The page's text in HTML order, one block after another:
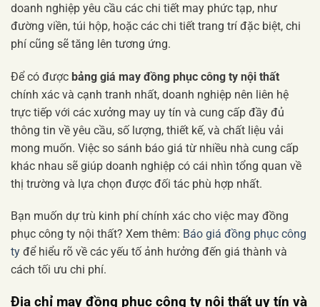
doanh nghiệp yêu cầu các chi tiết may phức tạp, như
đường viền, túi hộp, hoặc các chi tiết trang trí đặc biệt, chi
phí cũng sẽ tăng lên tương ứng.
Để có được bảng giá may đồng phục công ty nội thất
chính xác và cạnh tranh nhất, doanh nghiệp nên liên hệ
trực tiếp với các xưởng may uy tín và cung cấp đầy đủ
thông tin về yêu cầu, số lượng, thiết kế, và chất liệu vải
mong muốn. Việc so sánh báo giá từ nhiều nhà cung cấp
khác nhau sẽ giúp doanh nghiệp có cái nhìn tổng quan về
thị trường và lựa chọn được đối tác phù hợp nhất.
Bạn muốn dự trù kinh phí chính xác cho việc may đồng
phục công ty nội thất? Xem thêm: Báo giá đồng phục công
ty để hiểu rõ về các yếu tố ảnh hưởng đến giá thành và
cách tối ưu chi phí.
Địa chỉ may đồng phục công ty nội thất uy tín và